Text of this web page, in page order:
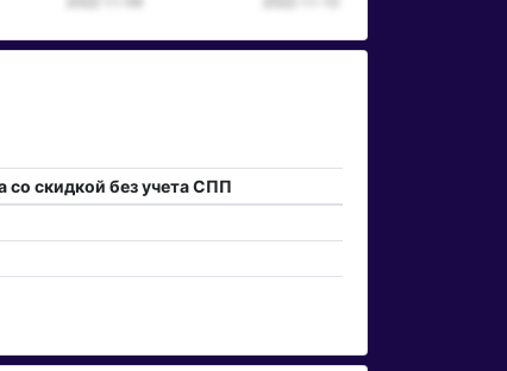
со скидкой без учета СПП